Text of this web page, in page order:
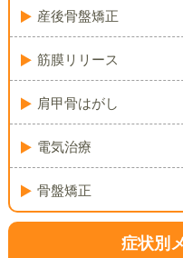
産後骨盤矯正
筋膜リリース
肩甲骨はがし
電気治療
骨盤矯正
症状別